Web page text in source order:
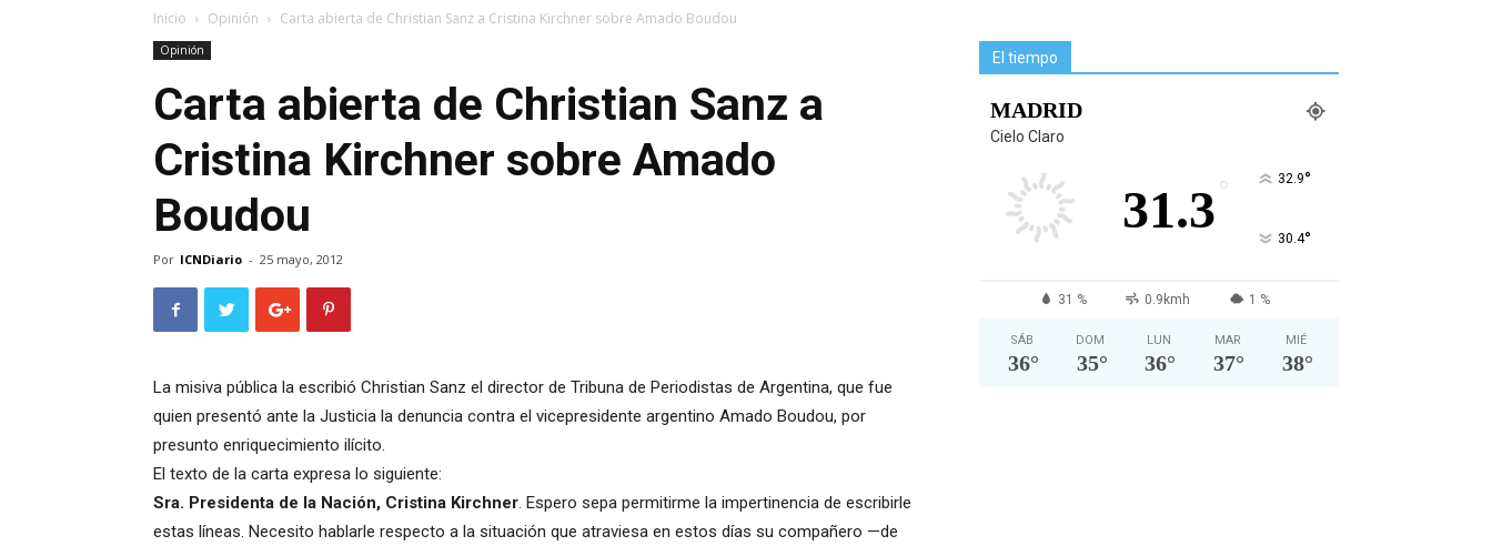
Inicio Opinión Carta abierta de Christian Sanz a Cristina Kirchner sobre Amado Boudou
Opinión
Carta abierta de Christian Sanz a
Cristina Kirchner sobre Amado
Boudou
Por ICNDiario - 25 mayo, 2012
La misiva pública la escribió Christian Sanz el director de Tribuna de Periodistas de Argentina, que fue
quien presentó ante la Justicia la denuncia contra el vicepresidente argentino Amado Boudou, por
presunto enriquecimiento ilícito.
El texto de la carta expresa lo siguiente:
Sra. Presidenta de la Nación, Cristina Kirchner. Espero sepa permitirme la impertinencia de escribirle
estas líneas. Necesito hablarle respecto a la situación que atraviesa en estos días su compañero —de
El tiempo
MADRID
Cielo Claro
31.3 ° 32.9°
30.4°
31 % 0.9kmh 1 %
SÁB
36°
DOM
35°
LUN
36°
MAR
37°
MIÉ
38°